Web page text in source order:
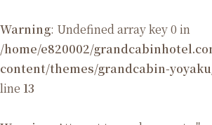
Warning: Undefined array key 0 in
/home/e820002/
content/themes/grandcabin-
line 13